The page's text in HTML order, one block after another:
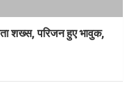
शख्स, परिजन हुए भावुक,